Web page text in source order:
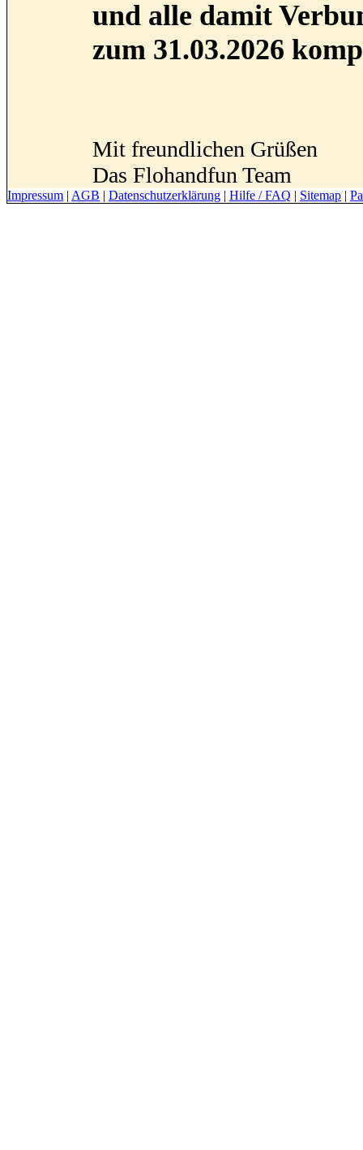
und alle damit
zum 31.03.2026
Mit freundlichen Grüßen
Das Flohandfun Team
Impressum | AGB | Datenschutzerklärung | Hilfe / FAQ | Sitemap |